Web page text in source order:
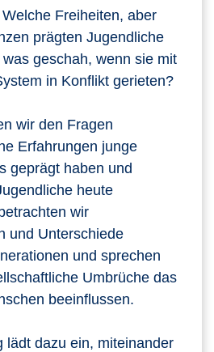
Freiheiten, aber
prägten Jugendliche
geschah, wenn sie mit
in Konflikt gerieten?
wir den Fragen
Erfahrungen junge
geprägt haben und
heute
wir
und Unterschiede
und sprechen
Umbrüche das
beeinflussen.
lädt dazu ein, miteinander